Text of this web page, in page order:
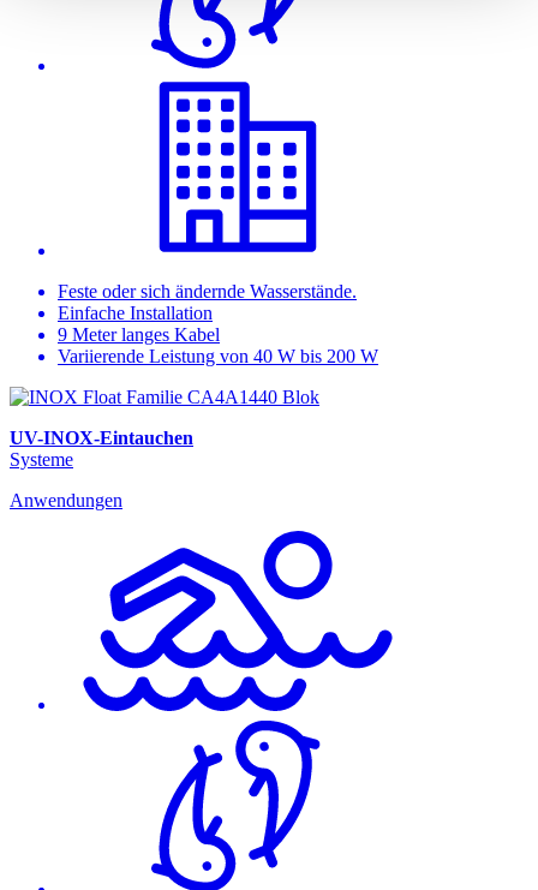
Feste oder sich ändernde Wasserstände.
Einfache Installation
9 Meter langes Kabel
Variierende Leistung von 40 W bis 200 W
UV-INOX-Eintauchen
Systeme
Anwendungen